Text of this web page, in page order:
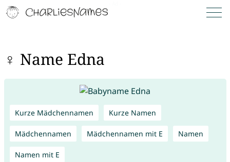
♀ Name Edna
Kurze Mädchennamen Kurze Namen
Mädchennamen Mädchennamen mit E Namen
Namen mit E